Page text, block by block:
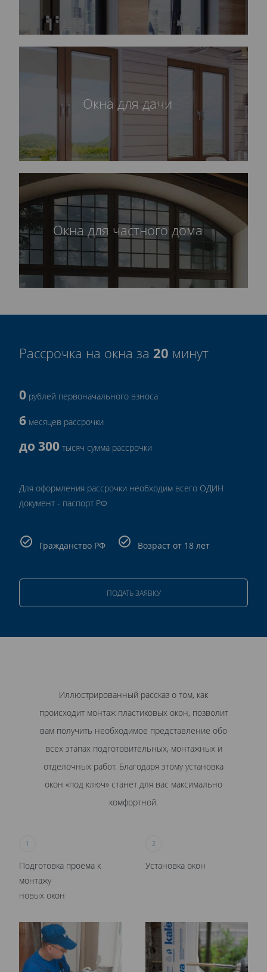
Окна для дачи
Окна для частного дома
Рассрочка на окна за 20 минут
0 рублей первоначального взноса
6 месяцев рассрочки
до 300 тысяч сумма рассрочки
Для оформления рассрочки необходим всего ОДИН
документ - паспорт РФ
Гражданство РФ Возраст от 18 лет
ПОДАТЬ ЗАЯВКУ
Иллюстрированный рассказ о том, как
происходит монтаж пластиковых окон, позволит
вам получить необходимое представление обо
всех этапах подготовительных, монтажных и
отделочных работ. Благодаря этому установка
окон «под ключ» станет для вас максимально
комфортной.
1
Подготовка проема к
монтажу
новых окон
2
Установка окон